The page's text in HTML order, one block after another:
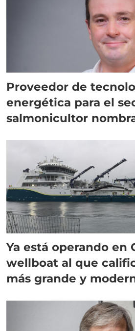
Proveedor de
energética para el
salmonicultor
Ya está operando en
wellboat al que
más grande y